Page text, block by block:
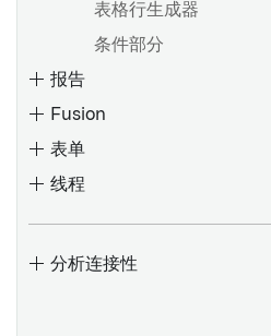
将 Quiver 仪表盘添加到
Marketplace 产品
对象卡片
隐藏代码存储库
表格行生成器
条件部分
报告
添加内容
Fusion
查找和使用数据
表单
验证器
线程
分析连接性